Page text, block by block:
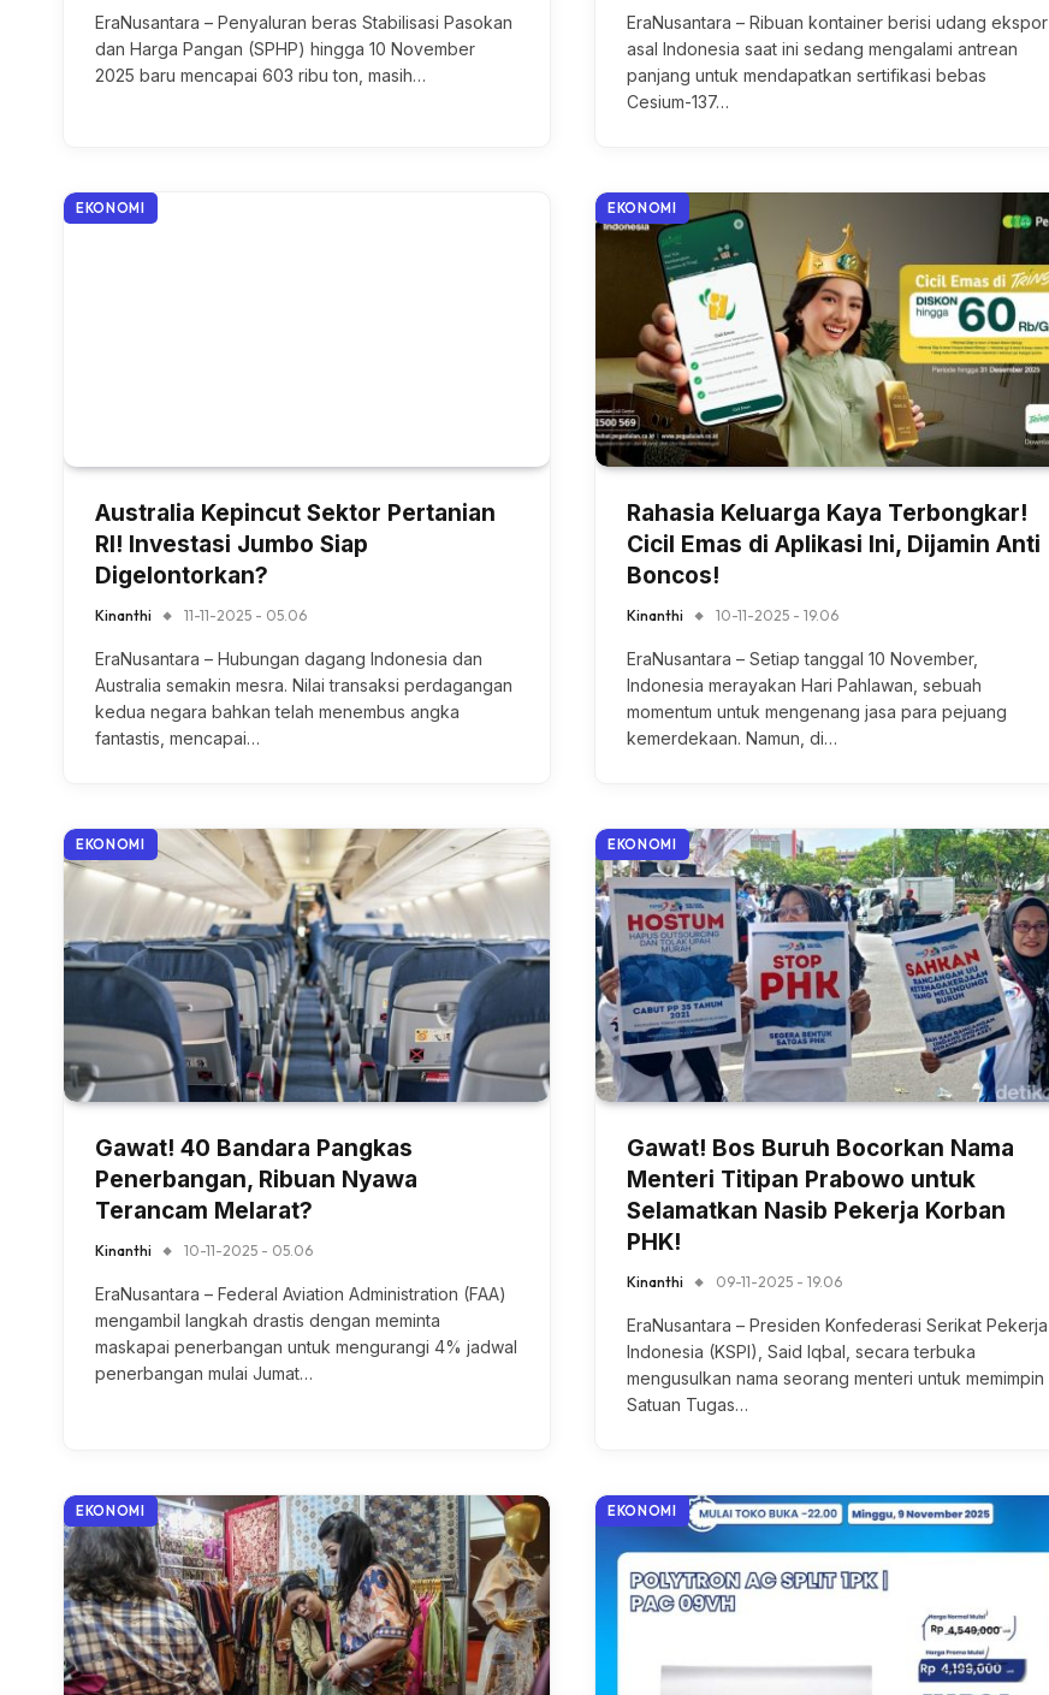
EraNusantara – Penyaluran beras Stabilisasi Pasokan
dan Harga Pangan (SPHP) hingga 10 November
2025 baru mencapai 603 ribu ton, masih…
EraNusantara – Ribuan kontainer berisi udang ekspor
asal Indonesia saat ini sedang mengalami antrean
panjang untuk mendapatkan sertifikasi bebas
Cesium-137…
EKONOMI
Australia Kepincut Sektor Pertanian
RI! Investasi Jumbo Siap
Digelontorkan?
Kinanthi 11-11-2025 - 05.06
EraNusantara – Hubungan dagang Indonesia dan
Australia semakin mesra. Nilai transaksi perdagangan
kedua negara bahkan telah menembus angka
fantastis, mencapai…
EKONOMI
Rahasia Keluarga Kaya Terbongkar!
Cicil Emas di Aplikasi Ini, Dijamin Anti
Boncos!
Kinanthi 10-11-2025 - 19.06
EraNusantara – Setiap tanggal 10 November,
Indonesia merayakan Hari Pahlawan, sebuah
momentum untuk mengenang jasa para pejuang
kemerdekaan. Namun, di…
EKONOMI
Gawat! 40 Bandara Pangkas
Penerbangan, Ribuan Nyawa
Terancam Melarat?
Kinanthi 10-11-2025 - 05.06
EraNusantara – Federal Aviation Administration (FAA)
mengambil langkah drastis dengan meminta
maskapai penerbangan untuk mengurangi 4% jadwal
penerbangan mulai Jumat…
EKONOMI
Gawat! Bos Buruh Bocorkan Nama
Menteri Titipan Prabowo untuk
Selamatkan Nasib Pekerja Korban
PHK!
Kinanthi 09-11-2025 - 19.06
EraNusantara – Presiden Konfederasi Serikat Pekerja
Indonesia (KSPI), Said Iqbal, secara terbuka
mengusulkan nama seorang menteri untuk memimpin
Satuan Tugas…
EKONOMI EKONOMI